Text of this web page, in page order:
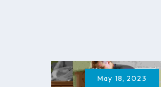
May 18, 2023